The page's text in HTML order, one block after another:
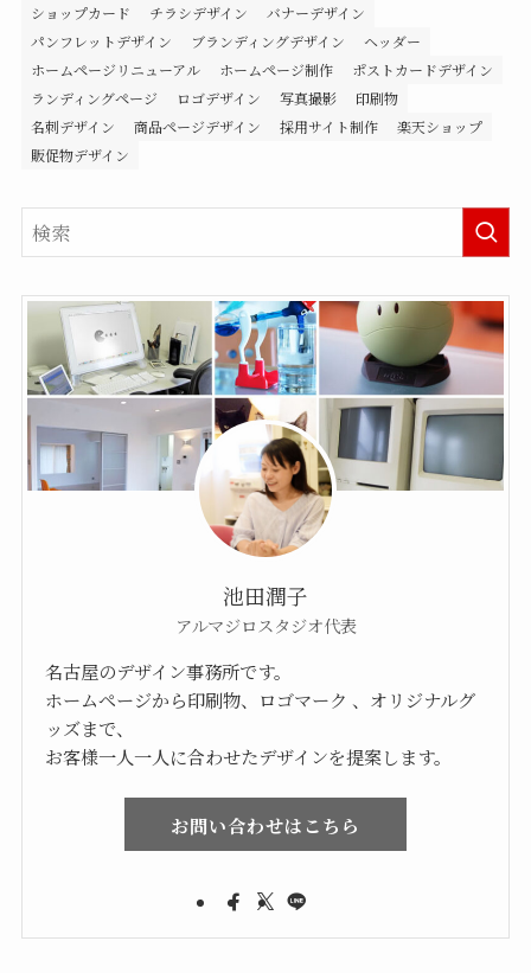
ショップカード
チラシデザイン
バナーデザイン
パンフレットデザイン
ブランディングデザイン
ヘッダー
ホームページリニューアル
ホームページ制作
ポストカードデザイン
ランディングページ
ロゴデザイン 写真撮影
印刷物
名刺デザイン
商品ページデザイン 採用サイト制作
楽天ショップ
販促物デザイン
池田潤子
アルマジロスタジオ代表
名古屋のデザイン事務所です。
ホームページから印刷物、ロゴマーク 、オリジナルグ
ッズまで、
お客様一人一人に合わせたデザインを提案します。
お問い合わせはこちら